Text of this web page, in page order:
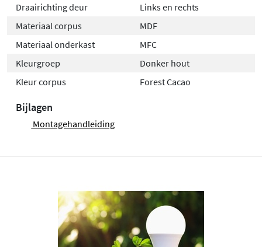
Draairichting deur
Links en rechts
Materiaal corpus
MDF
Materiaal onderkast
MFC
Kleurgroep
Donker hout
Kleur corpus
Forest Cacao
Bijlagen
Montagehandleiding